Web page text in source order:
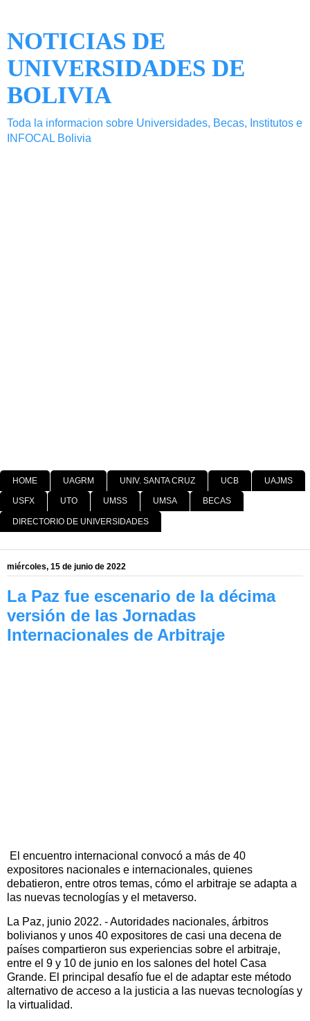
NOTICIAS DE
UNIVERSIDADES DE
BOLIVIA
Toda la informacion sobre Universidades, Becas, Institutos e
INFOCAL Bolivia
HOME UAGRM UNIV. SANTA CRUZ UCB UAJMS
USFX UTO UMSS UMSA BECAS
DIRECTORIO DE UNIVERSIDADES
miércoles, 15 de junio de 2022
La Paz fue escenario de la décima
versión de las Jornadas
Internacionales de Arbitraje
El encuentro internacional convocó a más de 40
expositores nacionales e internacionales, quienes
debatieron, entre otros temas, cómo el arbitraje se adapta a
las nuevas tecnologías y el metaverso.
La Paz, junio 2022. - Autoridades nacionales, árbitros
bolivianos y unos 40 expositores de casi una decena de
países compartieron sus experiencias sobre el arbitraje,
entre el 9 y 10 de junio en los salones del hotel Casa
Grande. El principal desafío fue el de adaptar este método
alternativo de acceso a la justicia a las nuevas tecnologías y
la virtualidad.